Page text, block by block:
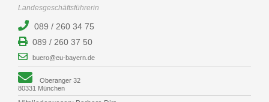
Landesgeschäftsführerin
089 / 260 34 75
089 / 260 37 50
buero@eu-bayern.de
Oberanger 32
80331 München